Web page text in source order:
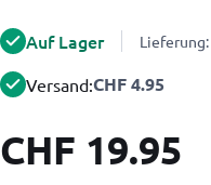
Auf Lager
Versand:CHF 4.95
CHF 19.95